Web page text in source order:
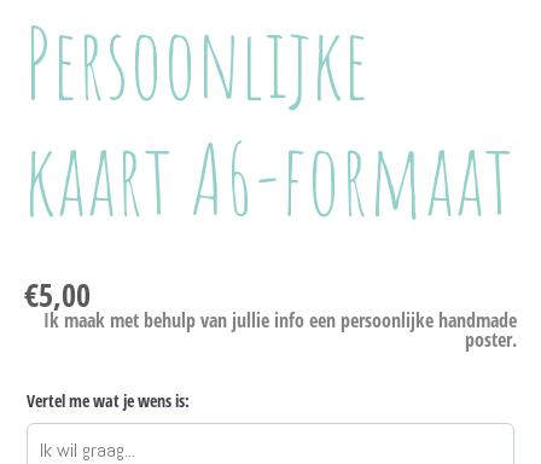
Persoonlijke
kaart A6-formaat
€5,00
Ik maak met behulp van jullie info een persoonlijke handmade
poster.
Vertel me wat je wens is: